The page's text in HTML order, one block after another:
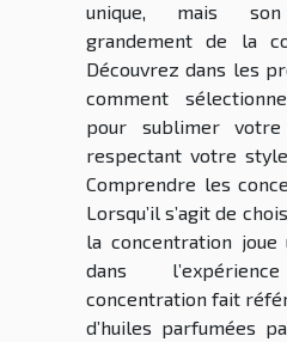
unique, mais
grandement de la
Découvrez dans les
comment
pour sublimer
respectant votre
Comprendre les
Lorsqu’il s’agit de
la concentration
dans
concentration fait
d’huiles parfumées